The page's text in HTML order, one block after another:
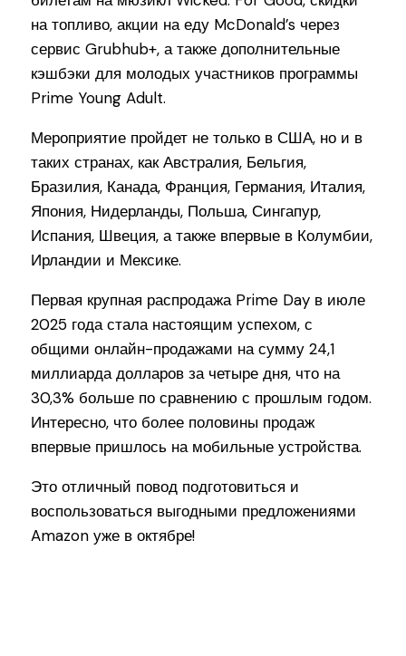
на топливо, акции на еду McDonald’s через
сервис Grubhub+, а также дополнительные
кэшбэки для молодых участников программы
Prime Young Adult.
Мероприятие пройдет не только в США, но и в
таких странах, как Австралия, Бельгия,
Бразилия, Канада, Франция, Германия, Италия,
Япония, Нидерланды, Польша, Сингапур,
Испания, Швеция, а также впервые в Колумбии,
Ирландии и Мексике.
Первая крупная распродажа Prime Day в июле
2025 года стала настоящим успехом, с
общими онлайн-продажами на сумму 24,1
миллиарда долларов за четыре дня, что на
30,3% больше по сравнению с прошлым годом.
Интересно, что более половины продаж
впервые пришлось на мобильные устройства.
Это отличный повод подготовиться и
воспользоваться выгодными предложениями
Amazon уже в октябре!